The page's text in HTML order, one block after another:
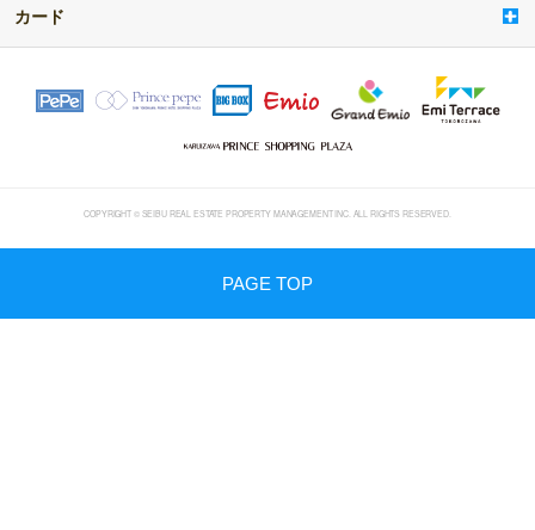
e
カード
COPYRIGHT © SEIBU REAL ESTATE PROPERTY MANAGEMENT INC. ALL RIGHTS RESERVED.
PAGE TOP